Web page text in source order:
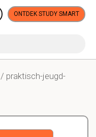
ONTDEK STUDY SMART
/ praktisch-jeugd-